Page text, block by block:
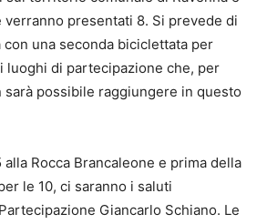
verranno presentati 8. Si prevede di
con una seconda biciclettata per
luoghi di partecipazione che, per
possibile raggiungere in questo
Rocca Brancaleone e prima della
le 10, ci saranno i saluti
Giancarlo Schiano. Le